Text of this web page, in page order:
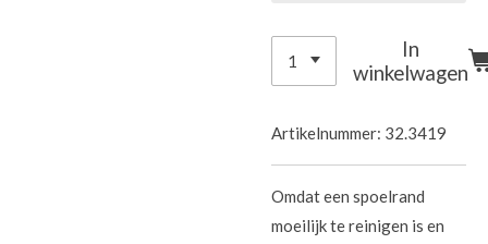
In
winkelwagen
Artikelnummer: 32.3419
Omdat een spoelrand
moeilijk te reinigen is en